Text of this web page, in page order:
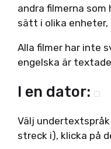
andra filmerna
sätt i olika
Alla filmer har inte
engelska är
I en dator:
Välj
streck i), klicka på